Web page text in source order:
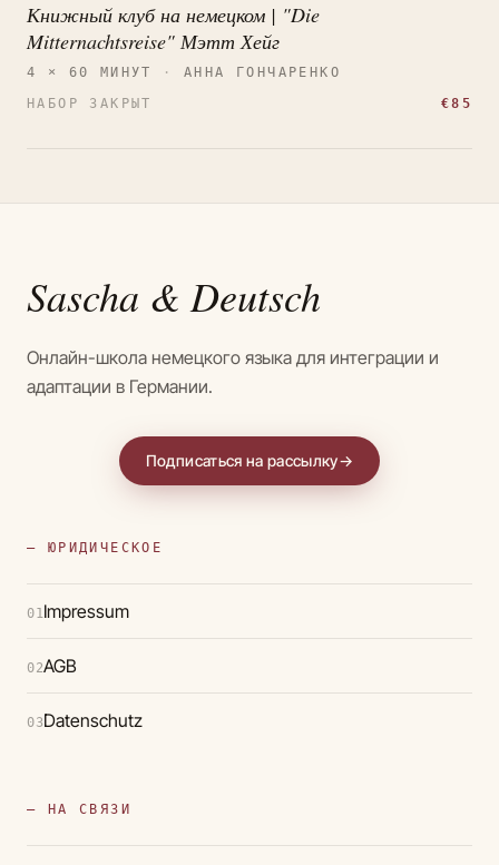
Книжный клуб на немецком | "Die
Mitternachtsreise" Мэтт Хейг
4 × 60 МИНУТ ·АННА ГОНЧАРЕНКО
НАБОР ЗАКРЫТ
€85
Sascha & Deutsch
Онлайн-школа немецкого языка для интеграции и
адаптации в Германии.
Подписаться на рассылку→
— ЮРИДИЧЕСКОЕ
01Impressum
02AGB
03Datenschutz
— НА СВЯЗИ